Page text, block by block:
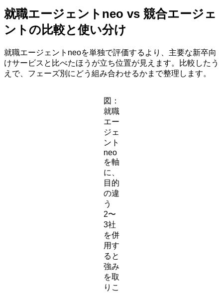
就職エージェントneo vs 競合エージェ
ントの比較と使い分け
就職エージェントneoを単独で評価するより、主要な新卒向
けサービスと比べたほうが立ち位置が見えます。比較したう
えで、フェーズ別にどう組み合わせるかまで整理します。
図：
就職
エー
ジェ
ント
neo
を軸
に、
目的
の違
う
2〜
3社
を併
用す
ると
強み
を取
りこ